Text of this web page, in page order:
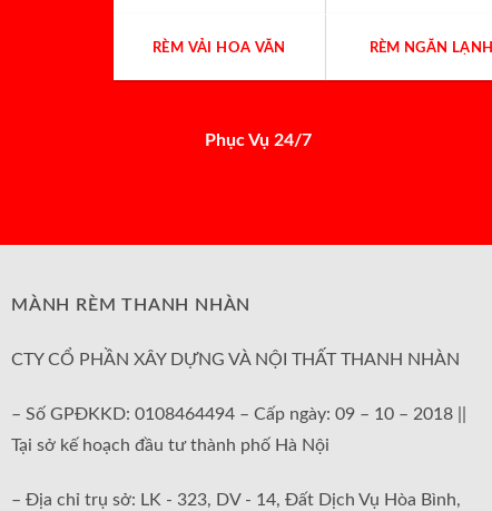
RÈM VẢI HOA VĂN RÈM NGĂN LẠNH
Phục Vụ 24/7
MÀNH RÈM THANH NHÀN
CTY CỔ PHẦN XÂY DỰNG VÀ NỘI THẤT THANH NHÀN
– Số GPĐKKD: 0108464494 – Cấp ngày: 09 – 10 – 2018 ||
Tại sở kế hoạch đầu tư thành phố Hà Nội
– Địa chỉ trụ sở: LK - 323, DV - 14, Đất Dịch Vụ Hòa Bình,